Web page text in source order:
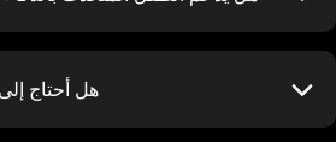
هل أحتاج